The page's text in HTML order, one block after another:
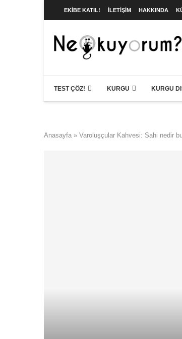
EKIBE KATIL! İLETIŞIM HAKKINDA
TEST ÇÖZ! KURGU KURGU
Anasayfa » Varoluşçular Kahvesi: Sahi nedir